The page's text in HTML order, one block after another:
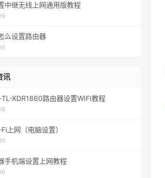
中继无线上网通用版教程
么设置路由器
讯
XDR1860路由器设置WIFI教程
上网（电脑设置）
手机端设置上网教程